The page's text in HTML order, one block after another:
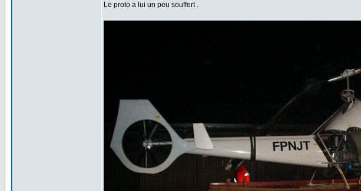
Le proto a lui un peu souffert .